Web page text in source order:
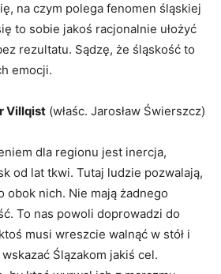
na czym polega fenomen śląskiej
to sobie jakoś racjonalnie ułożyć
rezultatu. Sądzę, że śląskość to
emocji.
Villqist (właśc. Jarosław Świerszcz)
dla regionu jest inercja,
od lat tkwi. Tutaj ludzie pozwalają,
obok nich. Nie mają żadnego
To nas powoli doprowadzi do
musi wreszcie walnąć w stół i
Ślązakom jakiś cel.